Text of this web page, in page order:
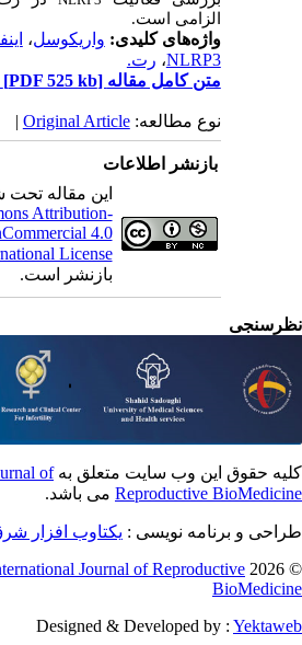
الزامی است.
واژه‌های کلیدی:واریکوسل،
NLRP3،رت.
متن کامل مقاله[PDF 525 kb]
نوع مطالعه:Original Article
|
بازنشر اطلاعات
این مقاله تحت
Attribution-
4.0
License
بازنشر است.
حقوق این وب سایت متعلق بهof
Reproductiveمی باشد.
و برنامه نویسی : یکتاوب افزار شرق
©
International Journal of Reproductive
Designed & Developed by :